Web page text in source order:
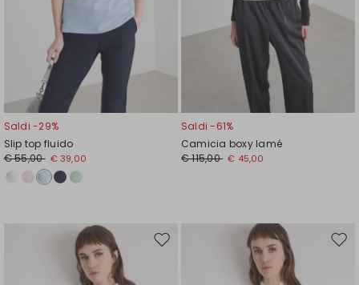
Saldi -29%
Slip top fluido
€ 55,00 € 39,00
Saldi -61%
Camicia boxy lamé
€ 115,00 € 45,00
Sposta